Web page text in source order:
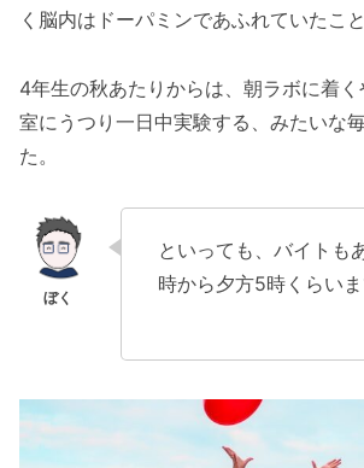
く脳内はドーパミンであふれていたこ
4年生の秋あたりからは、朝ラボに着
室にうつり一日中実験する、みたいな
た。
といっても、バイトも
時から夕方5時くらい